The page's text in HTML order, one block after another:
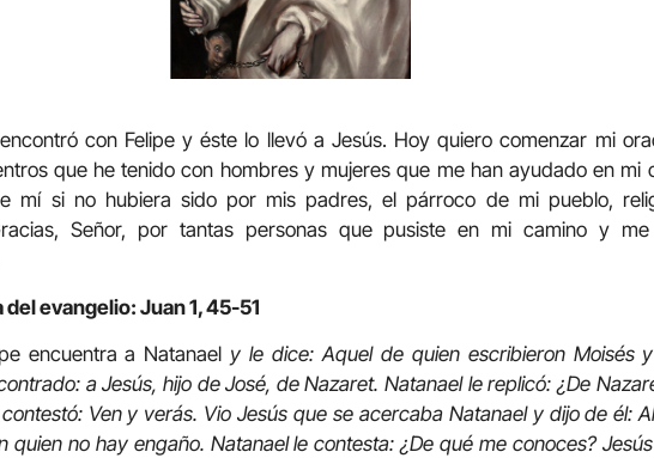
con Felipe y éste lo llevó a Jesús. Hoy quiero comenzar mi
que he tenido con hombres y mujeres que me han ayudado en mi
mí si no hubiera sido por mis padres, el párroco de mi pueblo,
Señor, por tantas personas que pusiste en mi camino y
evangelio: Juan 1, 45-51
encuentra a Natanael y le dice: Aquel de quien escribieron Moisés
a Jesús, hijo de José, de Nazaret. Natanael le replicó: ¿De
Ven y verás. Vio Jesús que se acercaba Natanael y dijo de él:
quien no hay engaño. Natanael le contesta: ¿De qué me conoces?